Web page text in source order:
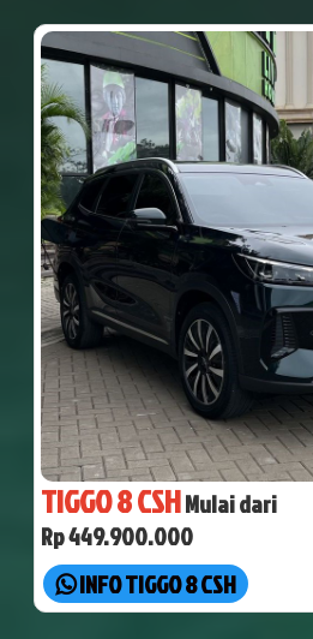
TIGGO 8 CSHMulai dari
Rp 449.900.000
INFO TIGGO 8 CSH